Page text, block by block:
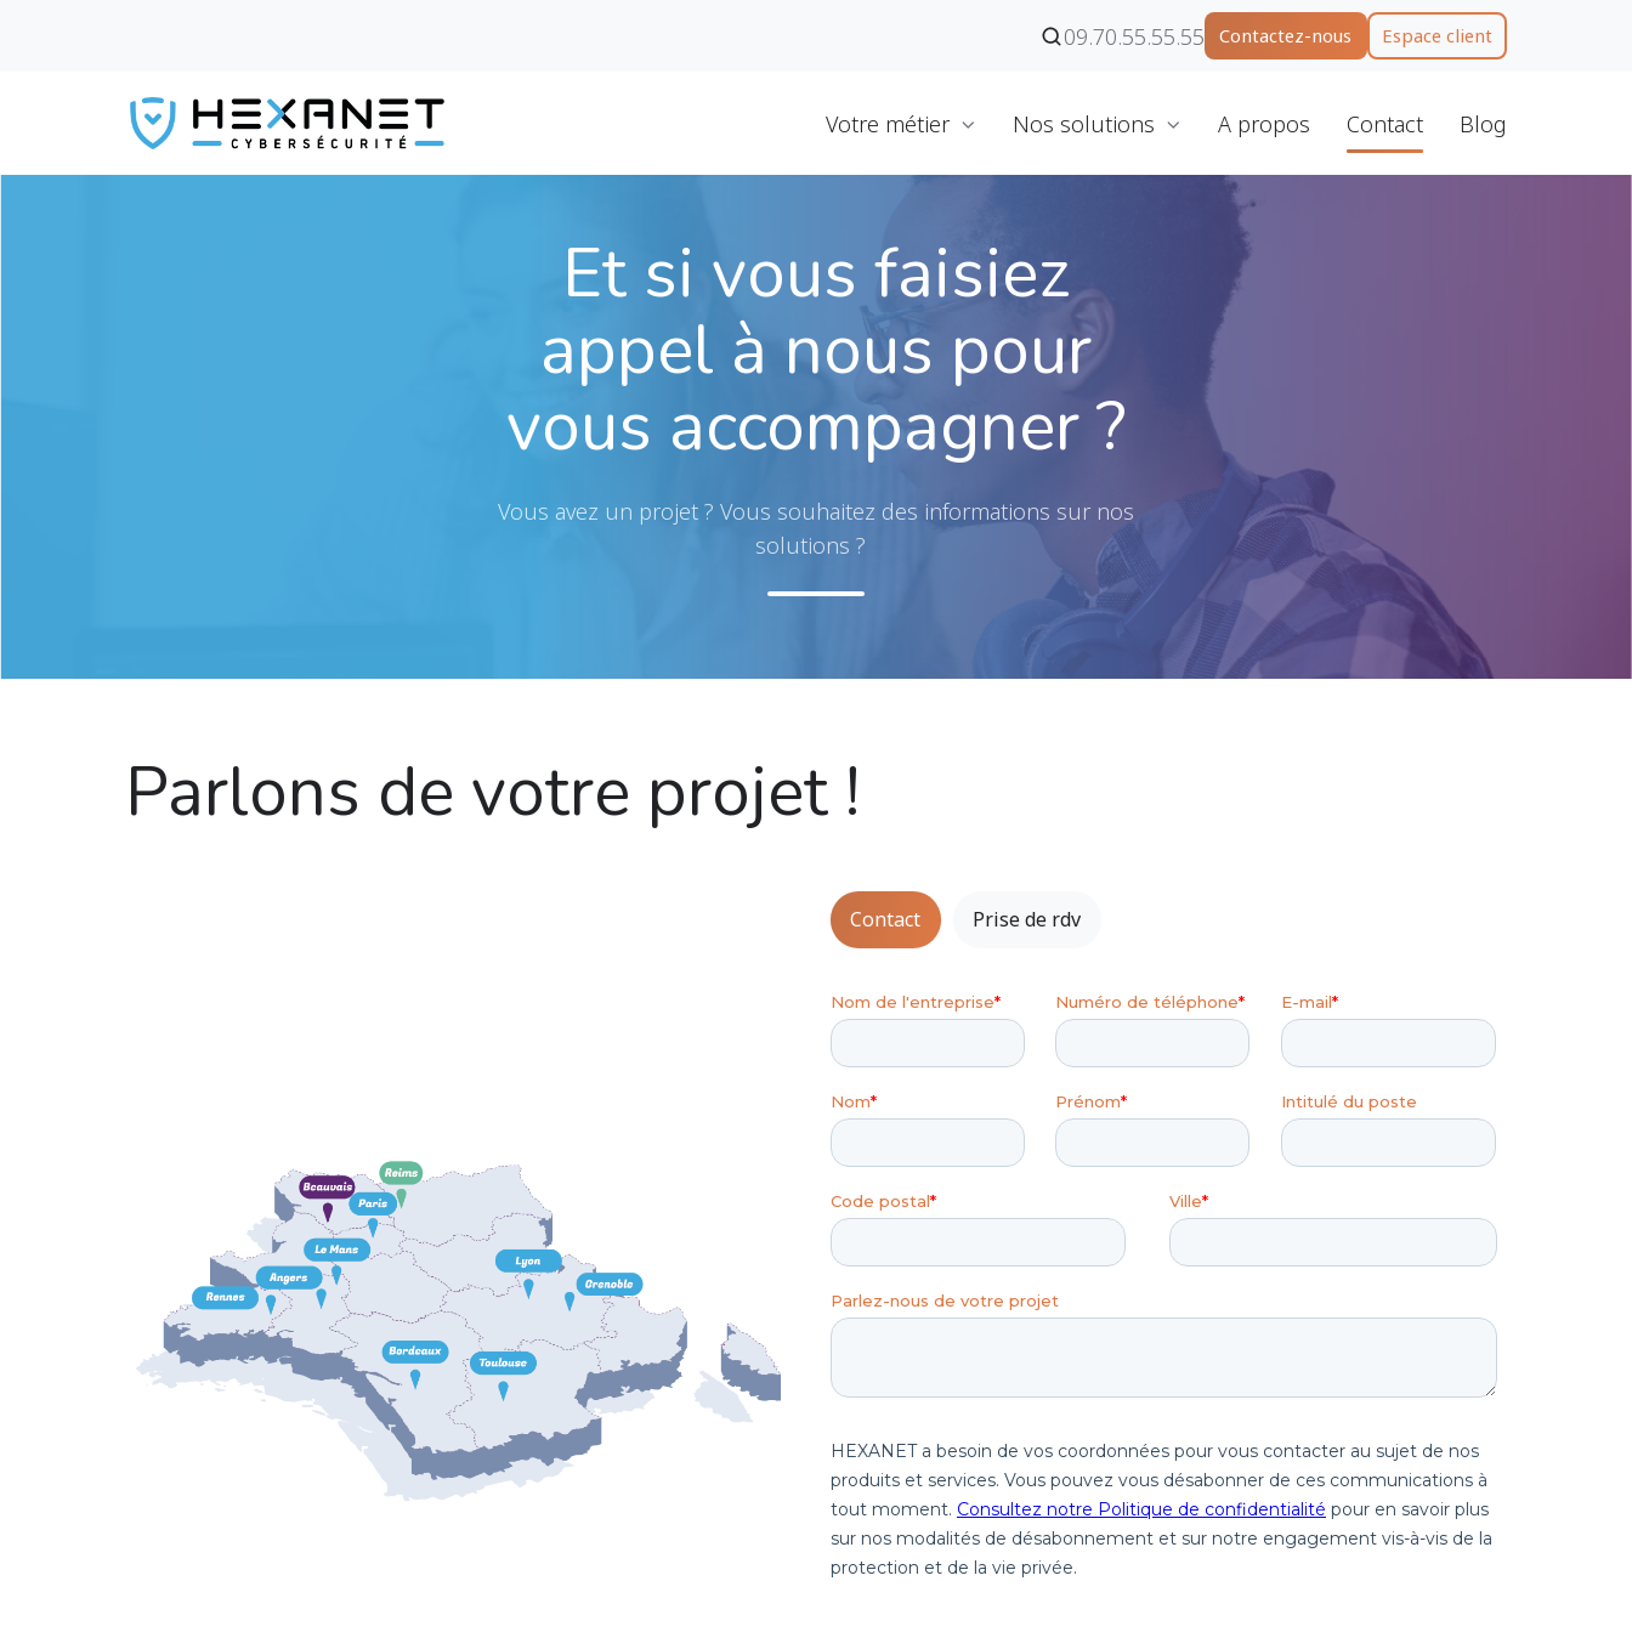
09.70.55.55.55 Contactez-nous Espace client
Votre métier Nos solutions A propos Contact Blog
Et si vous faisiez
appel à nous pour
vous accompagner ?
Vous avez un projet ? Vous souhaitez des informations sur nos
solutions ?
Parlons de votre projet !
Contact Prise de rdv